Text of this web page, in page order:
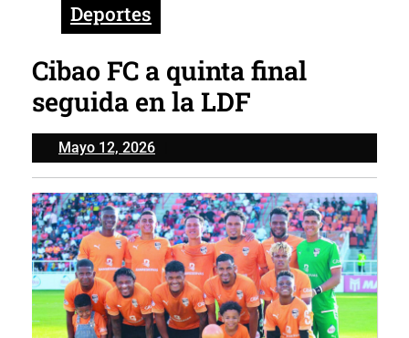
Deportes
Cibao FC a quinta final
seguida en la LDF
Mayo 12, 2026Mayo
12,
2026